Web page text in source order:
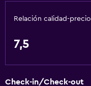
Relación calidad-precio
7,5
Check-in/Check-out